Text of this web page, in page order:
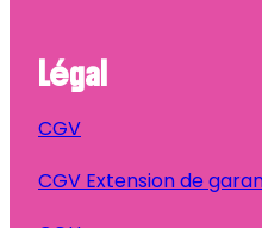
Légal
CGV
CGV Extension de